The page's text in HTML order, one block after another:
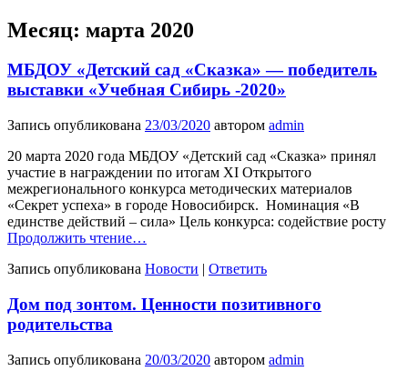
Месяц: марта 2020
МБДОУ «Детский сад «Сказка» — победитель
выставки «Учебная Сибирь -2020»
Запись опубликована 23/03/2020 автором admin
20 марта 2020 года МБДОУ «Детский сад «Сказка» принял
участие в награждении по итогам XI Открытого
межрегионального конкурса методических материалов
«Секрет успеха» в городе Новосибирск. Номинация «В
единстве действий – сила» Цель конкурса: содействие росту
Продолжить чтение…
Запись опубликована Новости | Ответить
Дом под зонтом. Ценности позитивного
родительства
Запись опубликована 20/03/2020 автором admin